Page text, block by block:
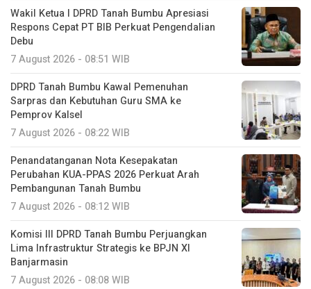
Wakil Ketua I DPRD Tanah Bumbu Apresiasi
Respons Cepat PT BIB Perkuat Pengendalian
Debu
7 August 2026 - 08:51 WIB
DPRD Tanah Bumbu Kawal Pemenuhan
Sarpras dan Kebutuhan Guru SMA ke
Pemprov Kalsel
7 August 2026 - 08:22 WIB
Penandatanganan Nota Kesepakatan
Perubahan KUA-PPAS 2026 Perkuat Arah
Pembangunan Tanah Bumbu
7 August 2026 - 08:12 WIB
Komisi III DPRD Tanah Bumbu Perjuangkan
Lima Infrastruktur Strategis ke BPJN XI
Banjarmasin
7 August 2026 - 08:08 WIB